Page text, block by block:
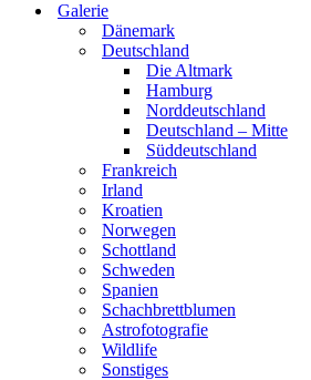
Galerie
Dänemark
Deutschland
Die Altmark
Hamburg
Norddeutschland
Deutschland – Mitte
Süddeutschland
Frankreich
Irland
Kroatien
Norwegen
Schottland
Schweden
Spanien
Schachbrettblumen
Astrofotografie
Wildlife
Sonstiges